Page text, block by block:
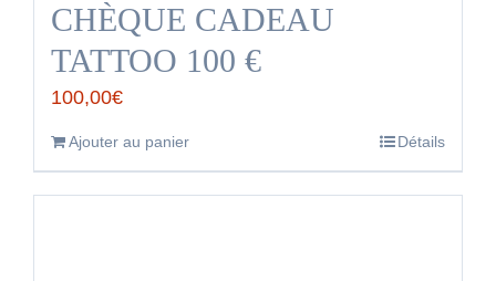
CHÈQUE CADEAU
TATTOO 100 €
100,00€
Ajouter au panier Détails